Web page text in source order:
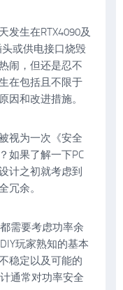
发生在RTX4090及
头或供电接口烧毁
闹，但还是忍不
在包括且不限于
因和改进措施。
视为一次《安全
如果了解一下PC
计之初就考虑到
冗余。
需要考虑功率余
玩家熟知的基本
稳定以及可能的
通常对功率安全